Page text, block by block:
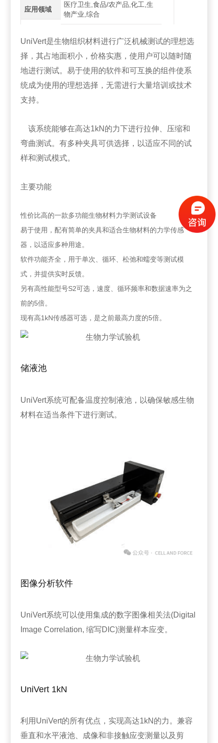
应用领域
医疗卫生,食品/农产品,化工,生
物产业,综合
UniVert是生物组织材料进行广泛机械测试的理想选
择，其占地面积小，价格实惠，使用户可以随时随
地进行测试。易于使用的软件和可互换的组件使系
统成为使用的理想选择，无需进行大量培训或技术
支持。
该系统能够在高达1kN的力下进行拉伸、压缩和
弯曲测试。有多种夹具可供选择，以适应不同的试
样和测试模式。
主要功能
性价比高的一款多功能生物材料力学测试设备
易于使用，配有简单的夹具和适合生物材料的力学传感
器，以适应多种用途。
软件功能齐全，用于单次、循环、松弛和蠕变等测试模
式，并提供实时反馈。
另有高性能型号S2可选，速度、循环频率和数据速率为之
前的5倍。
现有高1kN传感器可选，是之前最高力度的5倍。
储液池
UniVert系统可配备温度控制液池，以确保敏感生物
材料在适当条件下进行测试。
图像分析软件
UniVert系统可以使用集成的数字图像相关法(Digital
Image Correlation, 缩写DIC)测量样本应变。
UniVert 1kN
利用UniVert的所有优点，实现高达1kN的力。兼容
垂直和水平液池、成像和非接触应变测量以及剪